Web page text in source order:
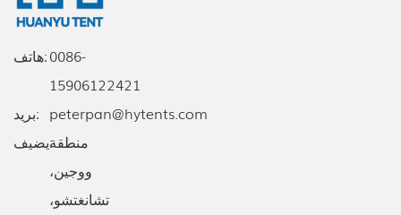
يضيف:منطقة
ووجين،
تشانغتشو،
هاتف:0086-
15906122421
بريد: peterpan@hytents.com